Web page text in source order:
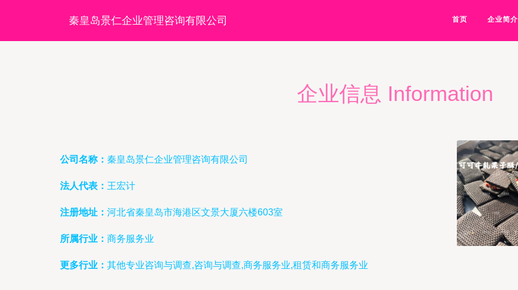
秦皇岛景仁企业管理咨询有限公司 首页 企业简介
企业信息 Information
公司名称： 秦皇岛景仁企业管理咨询有限公司
法人代表： 王宏计
注册地址： 河北省秦皇岛市海港区文景大厦六楼603室
所属行业： 商务服务业
更多行业： 其他专业咨询与调查,咨询与调查,商务服务业,租赁和商务服务业